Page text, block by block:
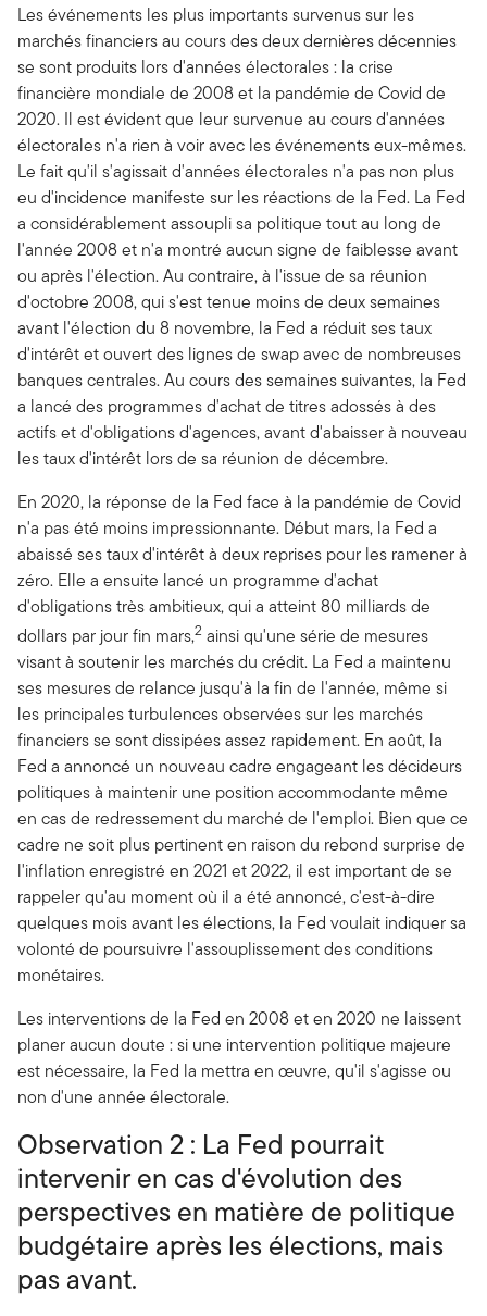
Les événements les plus importants survenus sur les
marchés financiers au cours des deux dernières décennies
se sont produits lors d'années électorales : la crise
financière mondiale de 2008 et la pandémie de Covid de
2020. Il est évident que leur survenue au cours d'années
électorales n'a rien à voir avec les événements eux-mêmes.
Le fait qu'il s'agissait d'années électorales n'a pas non plus
eu d'incidence manifeste sur les réactions de la Fed. La Fed
a considérablement assoupli sa politique tout au long de
l'année 2008 et n'a montré aucun signe de faiblesse avant
ou après l'élection. Au contraire, à l'issue de sa réunion
d'octobre 2008, qui s'est tenue moins de deux semaines
avant l'élection du 8 novembre, la Fed a réduit ses taux
d'intérêt et ouvert des lignes de swap avec de nombreuses
banques centrales. Au cours des semaines suivantes, la Fed
a lancé des programmes d'achat de titres adossés à des
actifs et d'obligations d'agences, avant d'abaisser à nouveau
les taux d'intérêt lors de sa réunion de décembre.
En 2020, la réponse de la Fed face à la pandémie de Covid
n'a pas été moins impressionnante. Début mars, la Fed a
abaissé ses taux d'intérêt à deux reprises pour les ramener à
zéro. Elle a ensuite lancé un programme d'achat
d'obligations très ambitieux, qui a atteint 80 milliards de
dollars par jour fin mars,2 ainsi qu'une série de mesures
visant à soutenir les marchés du crédit. La Fed a maintenu
ses mesures de relance jusqu'à la fin de l'année, même si
les principales turbulences observées sur les marchés
financiers se sont dissipées assez rapidement. En août, la
Fed a annoncé un nouveau cadre engageant les décideurs
politiques à maintenir une position accommodante même
en cas de redressement du marché de l'emploi. Bien que ce
cadre ne soit plus pertinent en raison du rebond surprise de
l'inflation enregistré en 2021 et 2022, il est important de se
rappeler qu'au moment où il a été annoncé, c'est-à-dire
quelques mois avant les élections, la Fed voulait indiquer sa
volonté de poursuivre l'assouplissement des conditions
monétaires.
Les interventions de la Fed en 2008 et en 2020 ne laissent
planer aucun doute : si une intervention politique majeure
est nécessaire, la Fed la mettra en œuvre, qu'il s'agisse ou
non d'une année électorale.
Observation 2 : La Fed pourrait
intervenir en cas d'évolution des
perspectives en matière de politique
budgétaire après les élections, mais
pas avant.